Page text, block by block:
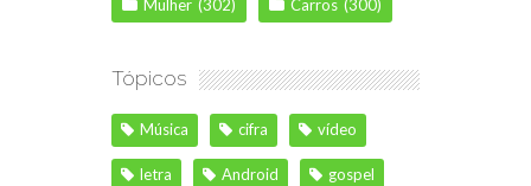
Mulher (302) Carros (300)
Tópicos
Música cifra vídeo
letra Android gospel